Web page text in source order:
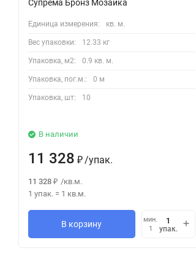
Супрема Бронз Мозаика
Единица измерения: кв. м.
Вес упаковки: 12.33 кг
Упаковка, м2: 0.9 кв. м.
Упаковка, пог.м.: 0 м
Упаковка, шт: 10
В наличии
11 328 ₽ /упак.
11 328 ₽ /кв.м.
1 упак. = 1 кв.м.
В корзину
мин.
1
упак.